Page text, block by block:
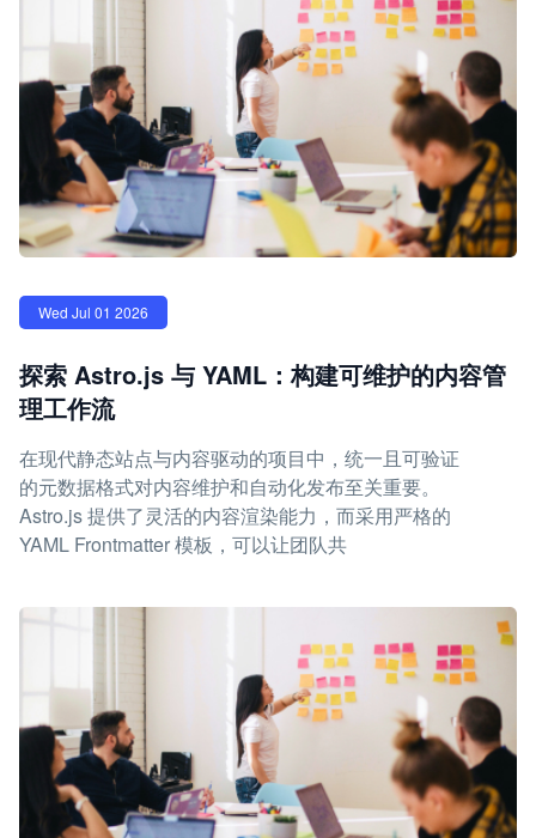
Wed Jul 01 2026
探索 Astro.js 与 YAML：构建可维护的内容管
理工作流
在现代静态站点与内容驱动的项目中，统一且可验证
的元数据格式对内容维护和自动化发布至关重要。
Astro.js 提供了灵活的内容渲染能力，而采用严格的
YAML Frontmatter 模板，可以让团队共